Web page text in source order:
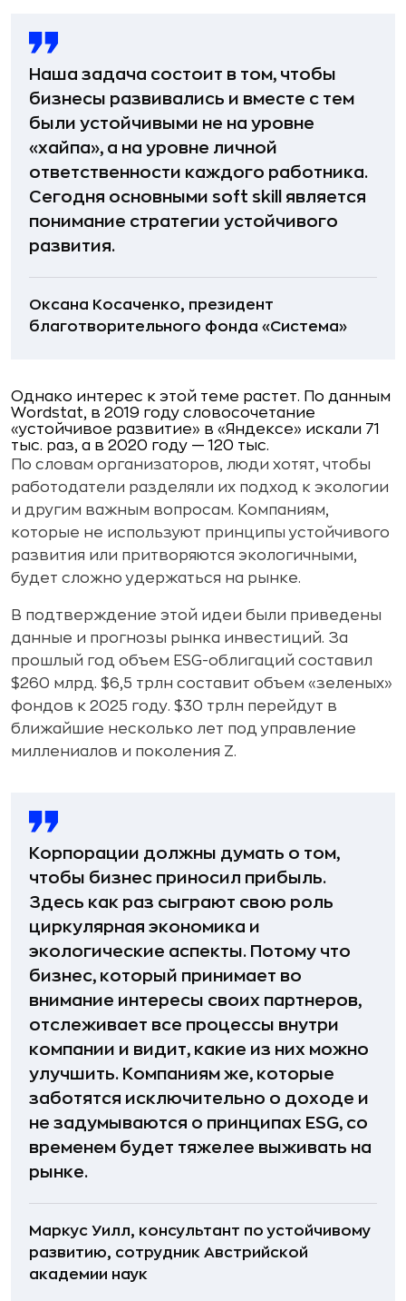
Наша задача состоит в том, чтобы
бизнесы развивались и вместе с тем
были устойчивыми не на уровне
«хайпа», а на уровне личной
ответственности каждого работника.
Сегодня основными soft skill является
понимание стратегии устойчивого
развития.
Оксана Косаченко, президент
благотворительного фонда «Система»
Однако интерес к этой теме растет. По данным
Wordstat, в 2019 году словосочетание
«устойчивое развитие» в «Яндексе» искали 71
тыс. раз, а в 2020 году — 120 тыс.
По словам организаторов, люди хотят, чтобы
работодатели разделяли их подход к экологии
и другим важным вопросам. Компаниям,
которые не используют принципы устойчивого
развития или притворяются экологичными,
будет сложно удержаться на рынке.
В подтверждение этой идеи были приведены
данные и прогнозы рынка инвестиций. За
прошлый год объем ESG-облигаций составил
$260 млрд. $6,5 трлн составит объем «зеленых»
фондов к 2025 году. $30 трлн перейдут в
ближайшие несколько лет под управление
миллениалов и поколения Z.
Корпорации должны думать о том,
чтобы бизнес приносил прибыль.
Здесь как раз сыграют свою роль
циркулярная экономика и
экологические аспекты. Потому что
бизнес, который принимает во
внимание интересы своих партнеров,
отслеживает все процессы внутри
компании и видит, какие из них можно
улучшить. Компаниям же, которые
заботятся исключительно о доходе и
не задумываются о принципах ESG, со
временем будет тяжелее выживать на
рынке.
Маркус Уилл, консультант по устойчивому
развитию, сотрудник Австрийской
академии наук